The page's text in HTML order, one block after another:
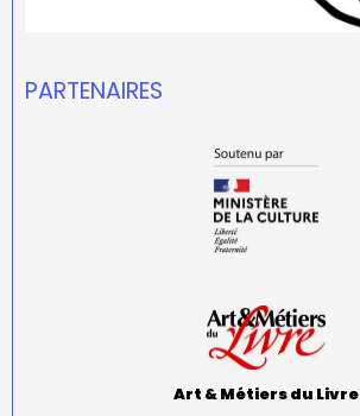
PARTENAIRES
Art & Métiers du Livre